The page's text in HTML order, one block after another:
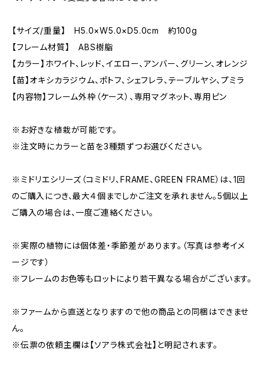
【サイズ/重量】 H5.0×W5.0×D5.0cm 約100g
【フレーム材質】 ABS樹脂
【カラー】ホワイト、レッド、イエロー、アンバー、グリーン、オレンジ
【苗】オキシカラジウム、ポトフ、シェフレラ、テーブルヤシ、プミラ
【内容物】フレーム外枠（ケース）、専用マグネット、専用ピン
※お好きな植栽が可能です。
※注文時にカラーと苗を3種類ずつお選びください。
※ミドリエシリーズ（コミドリ、FRAME、GREEN FRAME）は、1回
のご購入につき、最大４個までしかご注文を承れません。5個以上
ご購入の場合は、一度ご連絡ください。
※実際の植物には個体差・季節差があります。（写真は参考イメ
ージです）
※フレームのお色等もロットにより若干異なる場合がございます。
※ファームから直送となりますので他の商品との同梱はできませ
ん。
※伝票の依頼主欄は【ソアラ株式会社】と明記されます。